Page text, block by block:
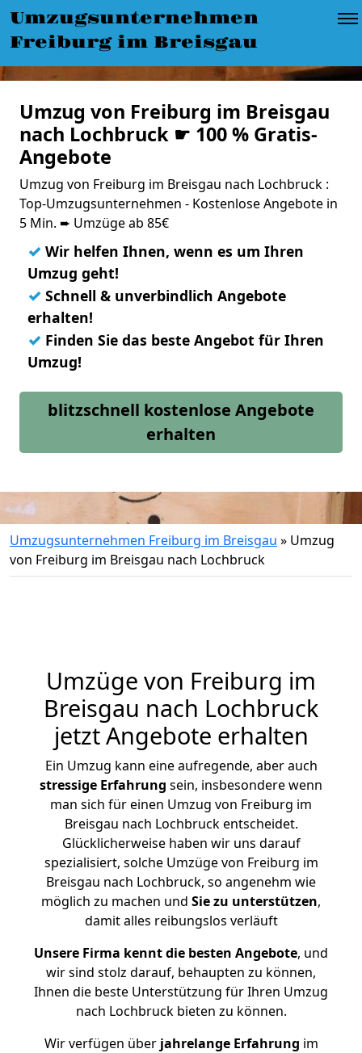
Umzugsunternehmen
Freiburg im Breisgau
Umzug von Freiburg im Breisgau
nach Lochbruck ☛ 100 % Gratis-
Angebote
Umzug von Freiburg im Breisgau nach Lochbruck :
Top-Umzugsunternehmen - Kostenlose Angebote in
5 Min. ➨ Umzüge ab 85€
✓ Wir helfen Ihnen, wenn es um Ihren
Umzug geht!
✓ Schnell & unverbindlich Angebote
erhalten!
✓ Finden Sie das beste Angebot für Ihren
Umzug!
blitzschnell kostenlose Angebote
erhalten
Umzugsunternehmen Freiburg im Breisgau » Umzug
von Freiburg im Breisgau nach Lochbruck
Umzüge von Freiburg im
Breisgau nach Lochbruck
jetzt Angebote erhalten
Ein Umzug kann eine aufregende, aber auch
stressige Erfahrung sein, insbesondere wenn
man sich für einen Umzug von Freiburg im
Breisgau nach Lochbruck entscheidet.
Glücklicherweise haben wir uns darauf
spezialisiert, solche Umzüge von Freiburg im
Breisgau nach Lochbruck, so angenehm wie
möglich zu machen und Sie zu unterstützen,
damit alles reibungslos verläuft
Unsere Firma kennt die besten Angebote, und
wir sind stolz darauf, behaupten zu können,
Ihnen die beste Unterstützung für Ihren Umzug
nach Lochbruck bieten zu können.
Wir verfügen überjahrelange Erfahrung im